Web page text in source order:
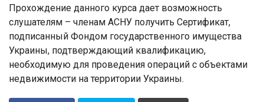
Прохождение данного курса дает возможность
слушателям – членам АСНУ получить Сертификат,
подписанный Фондом государственного имущества
Украины, подтверждающий квалификацию,
необходимую для проведения операций с объектами
недвижимости на территории Украины.